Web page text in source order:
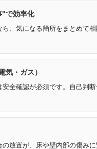
"で効率化
ら、気になる箇所をまとめて
気・ガス）
安全確認が必須です。自己判
の放置が、床や壁内部の傷み